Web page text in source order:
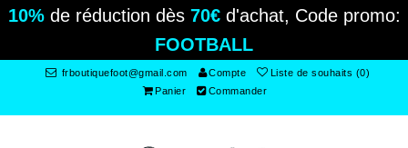
10%de réduction dès 70€d'achat, Code promo:
FOOTBALL
frboutiquefoot@gmail.com Compte
Liste de souhaits (0)
Panier
Commander